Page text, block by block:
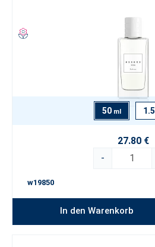
50 ml 1.5
27.80 €
-
w19850
In den Warenkorb